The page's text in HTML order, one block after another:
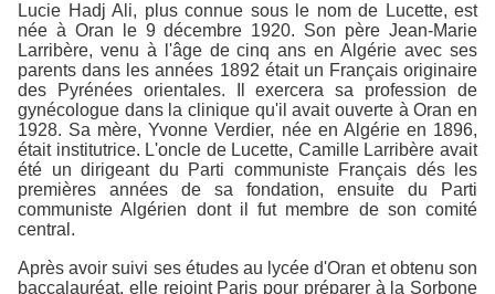
Lucie Hadj Ali, plus connue sous le nom de Lucette, est
née à Oran le 9 décembre 1920. Son père Jean-Marie
Larribère, venu à l'âge de cinq ans en Algérie avec ses
parents dans les années 1892 était un Français originaire
des Pyrénées orientales. Il exercera sa profession de
gynécologue dans la clinique qu'il avait ouverte à Oran en
1928. Sa mère, Yvonne Verdier, née en Algérie en 1896,
était institutrice. L'oncle de Lucette, Camille Larribère avait
été un dirigeant du Parti communiste Français dés les
premières années de sa fondation, ensuite du Parti
communiste Algérien dont il fut membre de son comité
central.
Après avoir suivi ses études au lycée d'Oran et obtenu son
baccalauréat, elle rejoint Paris pour préparer à la Sorbone